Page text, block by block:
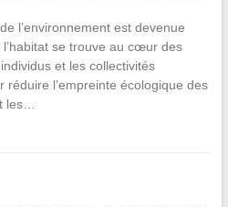
l’environnement est devenue
se trouve au cœur des
et les collectivités
l’empreinte écologique des
les…